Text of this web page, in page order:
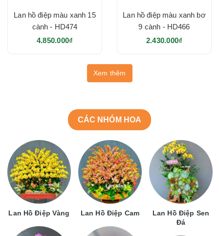
Lan hồ điệp màu xanh 15
cành - HD474
4.850.000₫
Lan hồ điệp màu xanh bơ
9 cành - HD466
2.430.000₫
Xem thêm
CÁC NHÓM HOA
Lan Hồ Điệp Vàng Lan Hồ Điệp Cam
Lan Hồ Điệp Sen
Đá